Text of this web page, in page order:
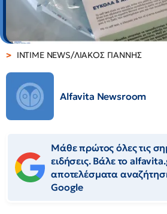
INTIME NEWS/ΛΙΑΚΟΣ ΓΙΑΝΝΗΣ
Alfavita Newsroom
Μάθε πρώτος όλες τις
ειδήσεις. Βάλε το
αποτελέσματα
Google